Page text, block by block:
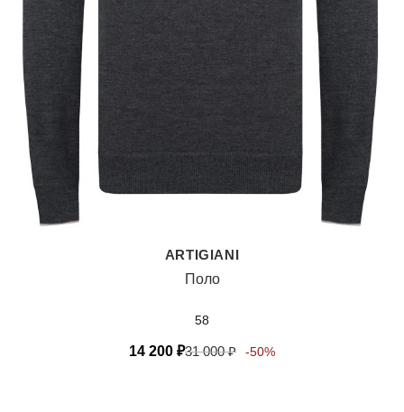
ARTIGIANI
Поло
58
14 200 ₽31 000₽ -50%